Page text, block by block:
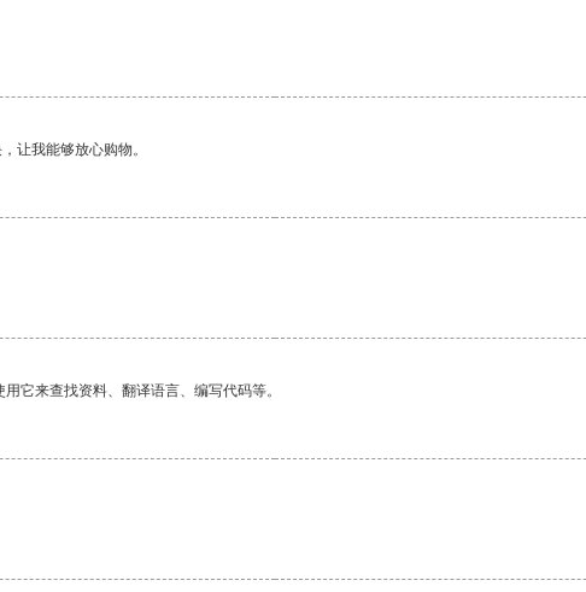
让我能够放心购物。
它来查找资料、翻译语言、编写代码等。